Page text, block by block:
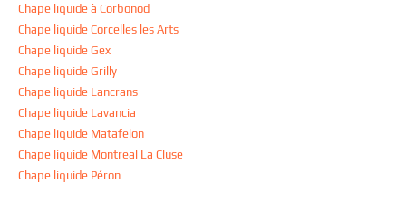
Chape liquide à Corbonod
Chape liquide Corcelles les Arts
Chape liquide Gex
Chape liquide Grilly
Chape liquide Lancrans
Chape liquide Lavancia
Chape liquide Matafelon
Chape liquide Montreal La Cluse
Chape liquide Péron